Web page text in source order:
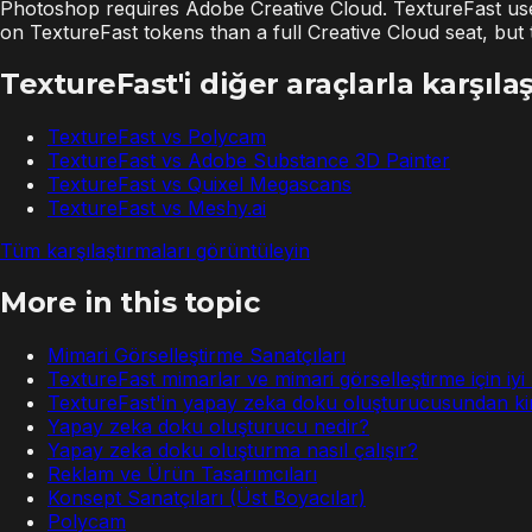
Photoshop requires Adobe Creative Cloud. TextureFast
on TextureFast tokens than a full Creative Cloud seat,
TextureFast'i diğer araçlarla
TextureFast vs Polycam
TextureFast vs Adobe Substance 3D Painter
TextureFast vs Quixel Megascans
TextureFast vs Meshy.ai
Tüm karşılaştırmaları görüntüleyin
More in this topic
Mimari Görselleştirme Sanatçıları
TextureFast mimarlar ve mimari görselleştirme için iyi
TextureFast'in yapay zeka doku oluşturucusundan
Yapay zeka doku oluşturucu nedir?
Yapay zeka doku oluşturma nasıl çalışır?
Reklam ve Ürün Tasarımcıları
Konsept Sanatçıları (Üst Boyacılar)
Polycam